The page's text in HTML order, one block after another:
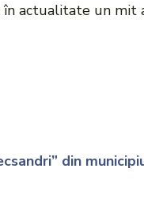
actualitate un
din